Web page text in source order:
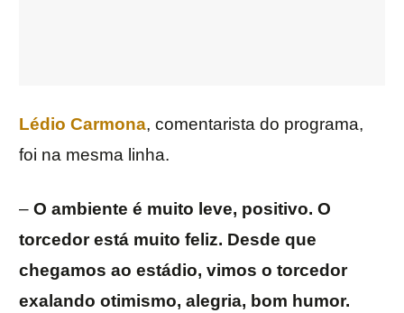
Lédio Carmona, comentarista do programa,
foi na mesma linha.
– O ambiente é muito leve, positivo. O
torcedor está muito feliz. Desde que
chegamos ao estádio, vimos o torcedor
exalando otimismo, alegria, bom humor.